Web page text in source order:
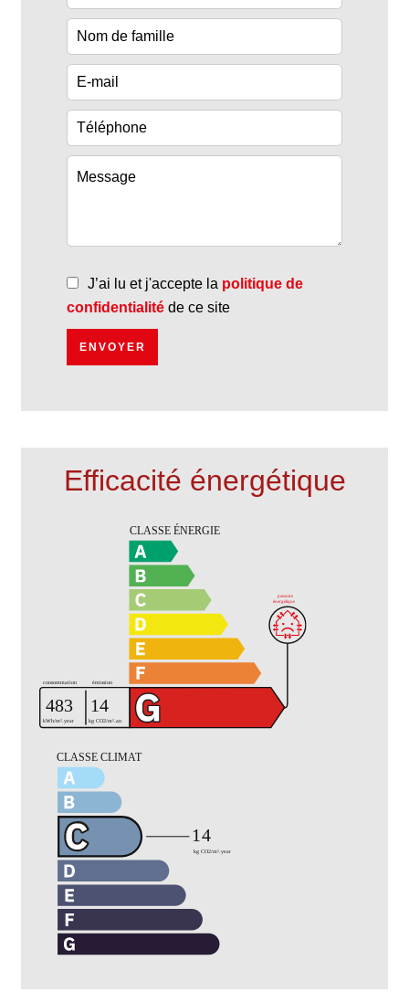
J’ai lu et j'accepte la politique de
confidentialité de ce site
ENVOYER
Efficacité énergétique